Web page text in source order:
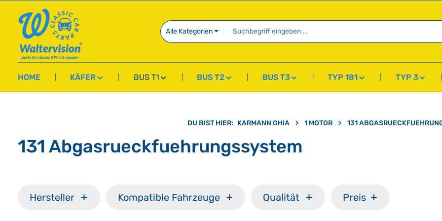
Zur Hauptnavigation springen
Alle Kategorien
HOME KÄFER BUS T1 BUS T2 BUS T3 TYP 181 TYP 3
DU BIST HIER: KARMANN GHIA 1 MOTOR 131
131 Abgasrueckfuehrungssystem
Hersteller Kompatible Fahrzeuge Qualität Preis